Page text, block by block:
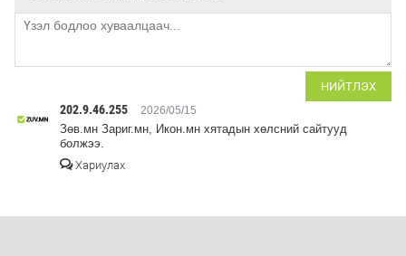
НИЙТЛЭХ
202.9.46.255 2026/05/15
Зөв.мн Зариг.мн, Икон.мн хятадын хөлсний сайтууд
болжээ.
Хариулах